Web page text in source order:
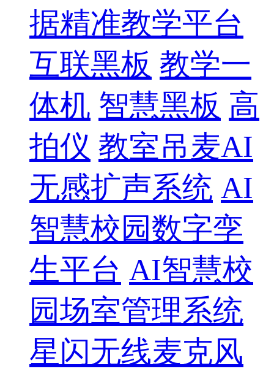
据精准教学平台
互联黑板 教学一
体机 智慧黑板 高
拍仪 教室吊麦AI
无感扩声系统 AI
智慧校园数字孪
生平台 AI智慧校
园场室管理系统
星闪无线麦克风